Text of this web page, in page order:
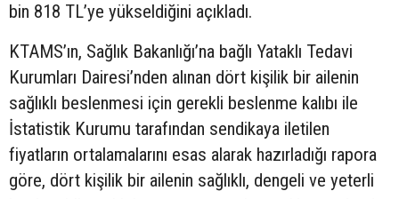
bin 818 TL’ye yükseldiğini açıkladı.
KTAMS’ın, Sağlık Bakanlığı’na bağlı Yataklı Tedavi
Kurumları Dairesi’nden alınan dört kişilik bir ailenin
sağlıklı beslenmesi için gerekli beslenme kalıbı ile
İstatistik Kurumu tarafından sendikaya iletilen
fiyatların ortalamalarını esas alarak hazırladığı rapora
göre, dört kişilik bir ailenin sağlıklı, dengeli ve yeterli